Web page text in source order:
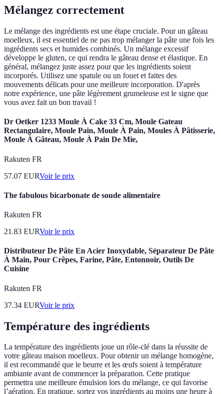
Mélangez correctement
Le mélange des ingrédients est une étape cruciale. Pour un gâteau
moelleux, il est essentiel de ne pas trop mélanger la pâte une fois les
ingrédients secs et humides combinés. Un mélange excessif
développe le gluten, ce qui rendra le gâteau dense et élastique. En
général, mélangez juste assez pour que les ingrédients soient
incorporés. Utilisez une spatule ou un fouet et faites des
mouvements délicats pour une meilleure incorporation. D'après
notre expérience, une pâte légèrement grumeleuse est le signe que
vous avez fait un bon travail !
Dr Oetker 1233 Moule À Cake 33 Cm, Moule Gateau
Rectangulaire, Moule Pain, Moule À Pain, Moules À Pâtisserie,
Moule À Gâteau, Moule À Pain De Mie,
Rakuten FR
57.07 EURVoir le prix
The fabulous bicarbonate de soude alimentaire
Rakuten FR
21.83 EURVoir le prix
Distributeur De Pâte En Acier Inoxydable, Séparateur De Pâte
À Main, Pour Crêpes, Farine, Pâte, Entonnoir, Outils De
Cuisine
Rakuten FR
37.34 EURVoir le prix
Température des ingrédients
La température des ingrédients joue un rôle-clé dans la réussite de
votre gâteau maison moelleux. Pour obtenir un mélange homogène,
il est recommandé que le beurre et les œufs soient à température
ambiante avant de commencer la préparation. Cette pratique
permettra une meilleure émulsion lors du mélange, ce qui favorise
l’aération. En pratique, sortez vos ingrédients au moins une heure à